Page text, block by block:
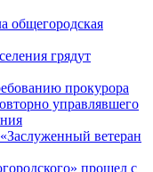
общегородская
грядут
прокурора
управлявшего
ветеран
прошел с